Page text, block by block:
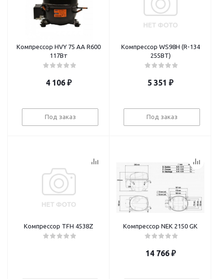
Компрессор НVY 75 AA R600
117Вт
4 106 ₽
Под заказ
Компрессор WS98H (R-134
255BT)
5 351 ₽
Под заказ
Компрессор TFH 4538Z Компрессор NEK 2150 GK
14 766₽